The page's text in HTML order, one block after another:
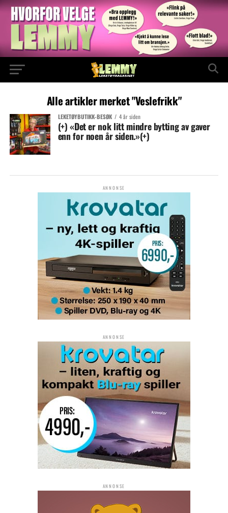
Alle artikler merket "Veslefrikk"
LEKETØYBUTIKK-BESØK 4 år siden
(+)«Det er nok litt mindre bytting av gaver
enn for noen år siden.»(+)
ANNONSE
ANNONSE
ANNONSE